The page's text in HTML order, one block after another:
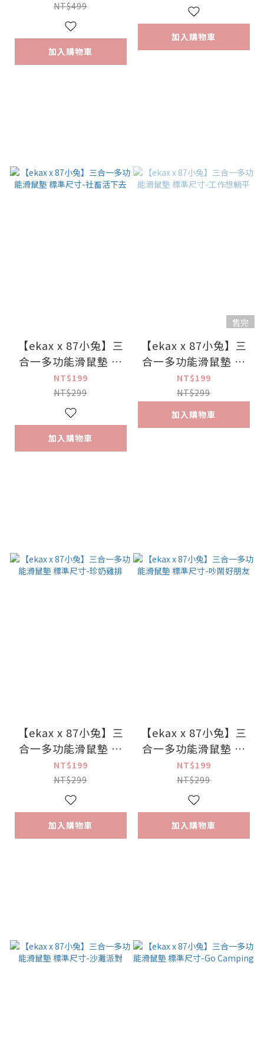
NT$499
加入購物車
加入購物車
【ekax x 87小兔】三
合一多功能滑鼠墊 標
準尺寸-社畜活下去
NT$199
NT$299
加入購物車
售完
【ekax x 87小兔】三
合一多功能滑鼠墊 標
準尺寸-工作想躺平
NT$199
NT$299
加入購物車
【ekax x 87小兔】三
合一多功能滑鼠墊 標
準尺寸-珍奶雞排
NT$199
NT$299
加入購物車
【ekax x 87小兔】三
合一多功能滑鼠墊 標
準尺寸-吵鬧好朋友
NT$199
NT$299
加入購物車